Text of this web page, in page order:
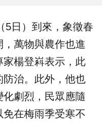
5日）到來，象徵春
，萬物與農作也進
家楊登嵙表示，此
防治。此外，他也
劇烈，民眾應隨
在梅雨季受寒不